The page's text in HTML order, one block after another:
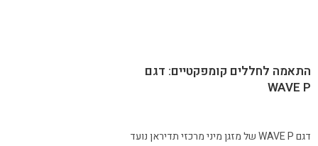
התאמה לחללים קומפקטיים: דגם
WAVE P
דגם WAVE P של מזגן מיני מרכזי תדיראן נועד